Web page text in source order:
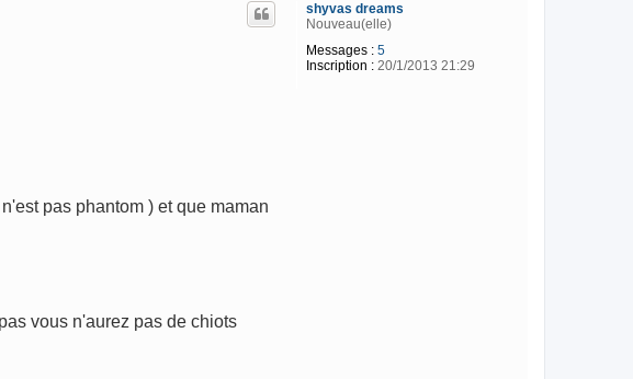
shyvas dreams
Nouveau(elle)
Messages : 5
Inscription : 20/1/2013 21:29
pas phantom ) et que maman
vous n'aurez pas de chiots